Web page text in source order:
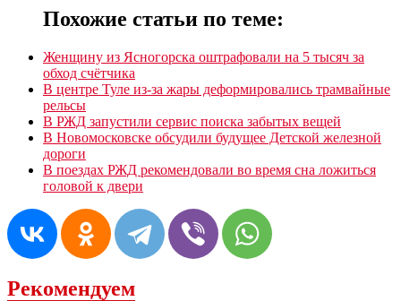
Похожие статьи по теме:
Женщину из Ясногорска оштрафовали на 5 тысяч за
обход счётчика
В центре Туле из-за жары деформировались трамвайные
рельсы
В РЖД запустили сервис поиска забытых вещей
В Новомосковске обсудили будущее Детской железной
дороги
В поездах РЖД рекомендовали во время сна ложиться
головой к двери
Рекомендуем